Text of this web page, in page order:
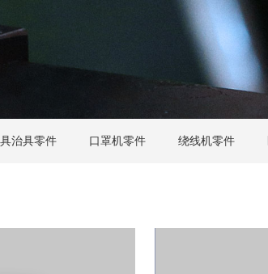
治具零件 口罩机零件 绕线机零件